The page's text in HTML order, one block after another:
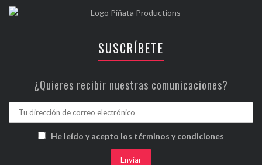
SUSCRÍBETE
¿Quieres recibir nuestras comunicaciones?
He leído y acepto los términos y condiciones